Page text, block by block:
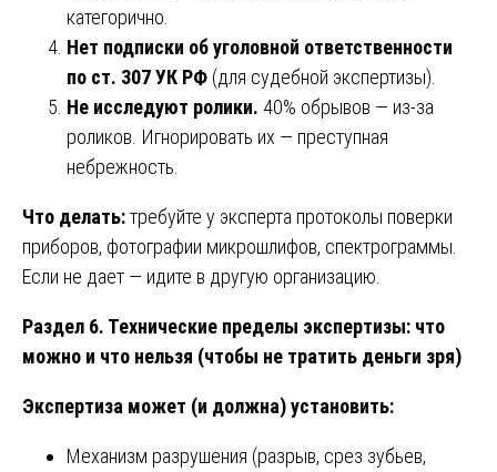
категорично.
Нет подписки об уголовной ответственности
по ст. 307 УК РФ (для судебной экспертизы).
Не исследуют ролики. 40% обрывов — из-за
роликов. Игнорировать их — преступная
небрежность.
Что делать:требуйте у эксперта протоколы поверки
приборов, фотографии микрошлифов, спектрограммы.
Если не дает — идите в другую организацию.
Раздел 6. Технические пределы экспертизы: что
можно и что нельзя (чтобы не тратить деньги зря)
Экспертиза может (и должна) установить:
Механизм разрушения (разрыв, срез зубьев,